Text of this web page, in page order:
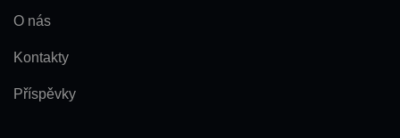
O nás
Kontakty
Příspěvky